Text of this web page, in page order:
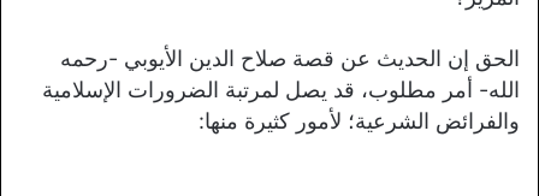
الحق إن الحديث عن قصة صلاح الدين الأيوبي -رحمه
الله- أمر مطلوب، قد يصل لمرتبة الضرورات الإسلامية
والفرائض الشرعية؛ لأمور كثيرة منها: